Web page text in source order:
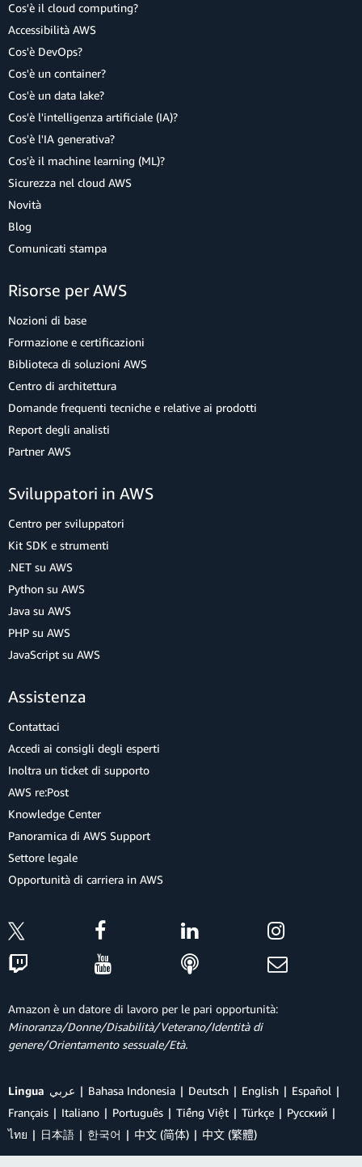
Cos'è il cloud computing?
Accessibilità AWS
Cos'è DevOps?
Cos'è un container?
Cos'è un data lake?
Cos'è l'intelligenza artificiale (IA)?
Cos'è l'IA generativa?
Cos'è il machine learning (ML)?
Sicurezza nel cloud AWS
Novità
Blog
Comunicati stampa
Risorse per AWS
Nozioni di base
Formazione e certificazioni
Biblioteca di soluzioni AWS
Centro di architettura
Domande frequenti tecniche e relative ai prodotti
Report degli analisti
Partner AWS
Sviluppatori in AWS
Centro per sviluppatori
Kit SDK e strumenti
.NET su AWS
Python su AWS
Java su AWS
PHP su AWS
JavaScript su AWS
Assistenza
Contattaci
Accedi ai consigli degli esperti
Inoltra un ticket di supporto
AWS re:Post
Knowledge Center
Panoramica di AWS Support
Settore legale
Opportunità di carriera in AWS
Amazon è un datore di lavoro per le pari opportunità:
Minoranza/Donne/Disabilità/Veterano/Identità di
genere/Orientamento sessuale/Età.
Lingua عربي Bahasa Indonesia Deutsch English
Español
Français
Italiano Português Tiếng Việt Türkçe
Ρусский
ไทย
日本語 한국어 中文 (简体) 中文 (繁體)